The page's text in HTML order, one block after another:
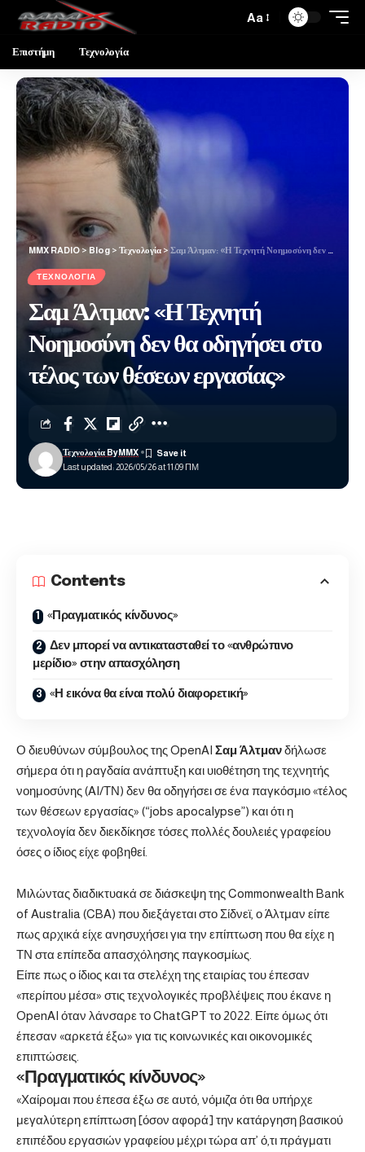
Aa
Επιστήμη Τεχνολογία
MMX RADIO>Blog > Τεχνολογία > Σαμ Άλτμαν: «Η Τεχνητή Νοημοσύνη δεν θα οδηγήσει στο τέλος των θέσεων εργασίας»
ΤΕΧΝΟΛΟΓΊΑ
Σαμ Άλτμαν: «Η Τεχνητή
Νοημοσύνη δεν θα οδηγήσει στο
τέλος των θέσεων εργασίας»
Last updated: 2026/05/26 at 11:09 ΠΜ
Τεχνολογία ByMMX
Contents
«Πραγματικός κίνδυνος»
Δεν μπορεί να αντικατασταθεί το «ανθρώπινο
μερίδιο» στην απασχόληση
«Η εικόνα θα είναι πολύ διαφορετική»
Ο διευθύνων σύμβουλος της OpenAI Σαμ Άλτμανδήλωσε
σήμερα ότι η ραγδαία ανάπτυξη και υιοθέτηση της τεχνητής
νοημοσύνης (AI/ΤΝ) δεν θα οδηγήσει σε ένα παγκόσμιο «τέλος
των θέσεων εργασίας» (“jobs apocalypse”) και ότι η
τεχνολογία δεν διεκδίκησε τόσες πολλές δουλειές γραφείου
όσες ο ίδιος είχε φοβηθεί.
Μιλώντας διαδικτυακά σε διάσκεψη της Commonwealth Bank
of Australia (CBA) που διεξάγεται στο Σίδνεϊ, ο Άλτμαν είπε
πως αρχικά είχε ανησυχήσει για την επίπτωση που θα είχε η
ΤΝ στα επίπεδα απασχόλησης παγκοσμίως.
Είπε πως ο ίδιος και τα στελέχη της εταιρίας του έπεσαν
«περίπου μέσα» στις τεχνολογικές προβλέψεις που έκανε η
OpenAI όταν λάνσαρε το ChatGPT το 2022. Είπε όμως ότι
έπεσαν «αρκετά έξω» για τις κοινωνικές και οικονομικές
επιπτώσεις.
«Πραγματικός κίνδυνος»
«Χαίρομαι που έπεσα έξω σε αυτό, νόμιζα ότι θα υπήρχε
μεγαλύτερη επίπτωση [όσον αφορά] την κατάργηση βασικού
επιπέδου εργασιών γραφείου μέχρι τώρα απ’ ό,τι πράγματι